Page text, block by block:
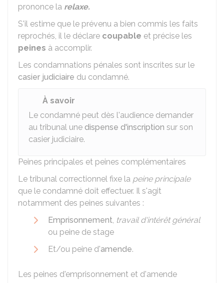
prononce la relaxe.
S'il estime que le prévenu a bien commis les faits
reprochés, il le déclare coupable et précise les
peines à accomplir.
Les condamnations pénales sont inscrites sur le
casier judiciaire du condamné.
À savoir
Le condamné peut dès l'audience demander
au tribunal une dispense d'inscription sur son
casier judiciaire.
Peines principales et peines complémentaires
Le tribunal correctionnel fixe la peine principale
que le condamné doit effectuer. Il s'agit
notamment des peines suivantes :
Emprisonnement, travail d'intérêt général
ou peine de stage
Et/ou peine d'amende.
Les peines d'emprisonnement et d'amende